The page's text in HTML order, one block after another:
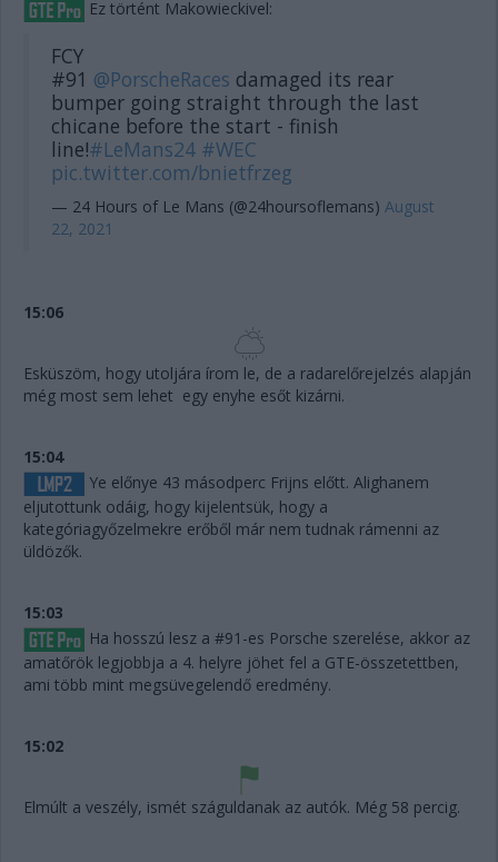
Ez történt Makowieckivel:
FCY
#91 @PorscheRaces damaged its rear
bumper going straight through the last
chicane before the start - finish
line!#LeMans24 #WEC
pic.twitter.com/bnietfrzeg
— 24 Hours of Le Mans (@24hoursoflemans) August
22, 2021
15:06
Esküszöm, hogy utoljára írom le, de a radarelőrejelzés alapján
még most sem lehet egy enyhe esőt kizárni.
15:04
Ye előnye 43 másodperc Frijns előtt. Alighanem
eljutottunk odáig, hogy kijelentsük, hogy a
kategóriagyőzelmekre erőből már nem tudnak rámenni az
üldözők.
15:03
Ha hosszú lesz a #91-es Porsche szerelése, akkor az
amatőrök legjobbja a 4. helyre jöhet fel a GTE-összetettben,
ami több mint megsüvegelendő eredmény.
15:02
Elmúlt a veszély, ismét száguldanak az autók. Még 58 percig.